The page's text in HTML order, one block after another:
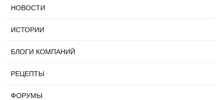
НОВОСТИ
ИСТОРИИ
БЛОГИ КОМПАНИЙ
РЕЦЕПТЫ
ФОРУМЫ